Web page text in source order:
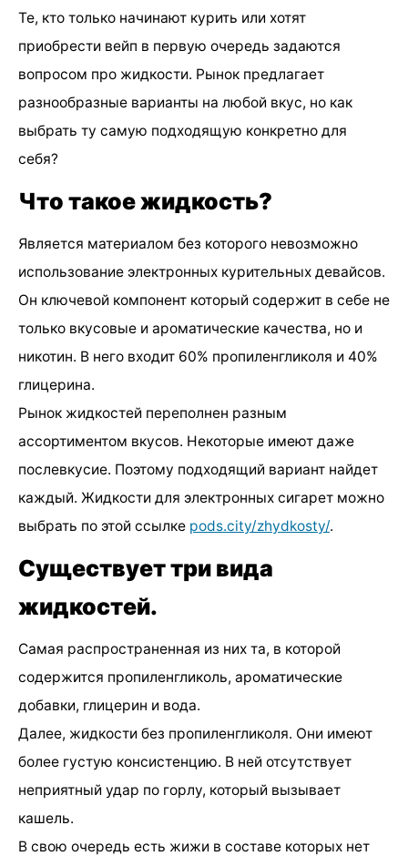
Те, кто только начинают курить или хотят
приобрести вейп в первую очередь задаются
вопросом про жидкости. Рынок предлагает
разнообразные варианты на любой вкус, но как
выбрать ту самую подходящую конкретно для
себя?
Что такое жидкость?
Является материалом без которого невозможно
использование электронных курительных девайсов.
Он ключевой компонент который содержит в себе не
только вкусовые и ароматические качества, но и
никотин. В него входит 60% пропиленгликоля и 40%
глицерина.
Рынок жидкостей переполнен разным
ассортиментом вкусов. Некоторые имеют даже
послевкусие. Поэтому подходящий вариант найдет
каждый. Жидкости для электронных сигарет можно
выбрать по этой ссылке pods.city/zhydkosty/.
Существует три вида
жидкостей.
Самая распространенная из них та, в которой
содержится пропиленгликоль, ароматические
добавки, глицерин и вода.
Далее, жидкости без пропиленгликоля. Они имеют
более густую консистенцию. В ней отсутствует
неприятный удар по горлу, который вызывает
кашель.
В свою очередь есть жижи в составе которых нет